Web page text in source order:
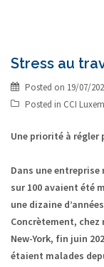
Stress au
Posted on 19/07/
Posted in CCI
Une priorité à régler
Dans une entreprise
sur 100 avaient été
une dizaine
Concrètement, chez
New-York, fin juin
étaient malades